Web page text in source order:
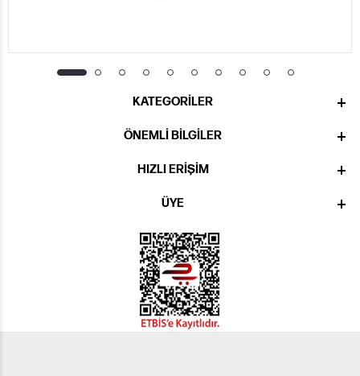
KATEGORILER
ÖNEMLI BILGILER
HIZLI ERIŞIM
ÜYE